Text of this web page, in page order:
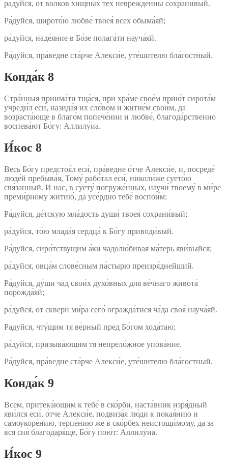
ра́дуйся, от волко́в хи́щных тех неврежде́нны сохрани́вый.
Ра́дуйся, широто́ю любве́ твоея́ всех обыма́яй;
ра́дуйся, наде́яние в Бо́зе полага́ти науча́яй.
Ра́дуйся, пра́ведне ста́рче Алекси́е, уте́шителю бла́гостный.
Конда́к 8
Стра́нныя приима́ти тща́ся, при хра́ме свое́м прию́т сирота́м
учреди́л еси́, назида́я их сло́вом и житие́м свои́м, да
возраста́юще в благо́м попече́нии и любве́, благода́рственно
воспева́ют Бо́гу: Аллилу́иа.
И́кос 8
Весь Бо́гу предстоя́л еси́, пра́ведне о́тче Алекси́е, и, посреде́
люде́й пребыва́я, Тому́ рабо́тал еси́, николи́же суето́ю
свя́занный. И нас, в суету́ погруже́нных, научи́ твоему́ в ми́ре
преми́рному житию́, да усе́рдно тебе́ воспои́м:
Ра́дуйся, де́тскую мла́дость души́ твоея́ сохрани́вый;
ра́дуйся, то́ю млада́я сердца́ к Бо́гу приводи́вый.
Ра́дуйся, сиро́тствущим а́ки чадолю́бивая ма́терь яви́выйся;
ра́дуйся, овца́м слове́сным па́стырю преизря́днейший.
Ра́дуйся, ду́ши чад свои́х духо́вных для ве́чнаго живота́
порожда́яй;
ра́дуйся, от скверн ми́ра сего́ огражда́тися ча́да своя́ науча́яй.
Радуйся, чту́щим тя ве́рный пред Бо́гом хода́таю;
ра́дуйся, призыва́ющим тя непрело́жное упова́ние.
Ра́дуйся, пра́ведне ста́рче Алекси́е, уте́шителю бла́гостный.
Конда́к 9
Всем, притека́ющим к тебе́ в ско́рби, наста́вник изря́дный
яви́лся еси́, о́тче Алекси́е, подвиза́я лю́ди к покая́нию и
самоукоре́нию, терпе́нию же в ско́рбех неистощи́мому, да за
вся сия́ благодаря́ще, Бо́гу пою́т: Аллилу́иа.
И́кос 9